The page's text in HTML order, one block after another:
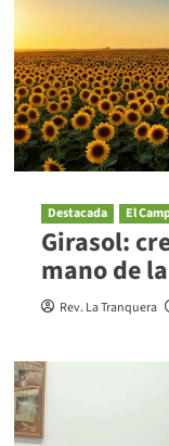
Destacada El
Girasol:
mano de
Rev. La Tranquera